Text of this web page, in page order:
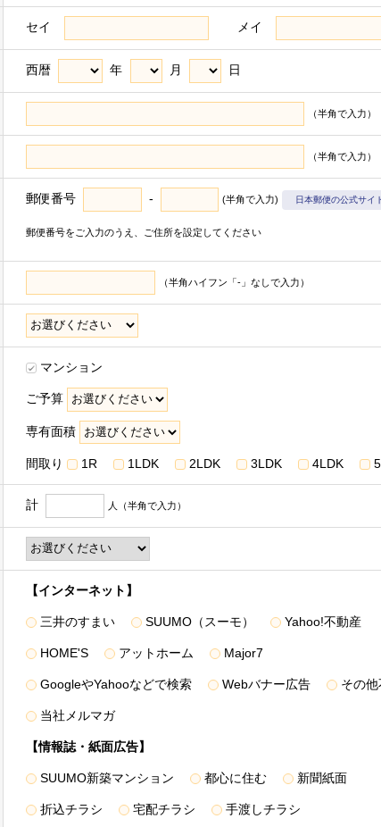
た場合、下記「個人情報に関するお問い合わせ窓口」に記載の各
場合、お客様はサービスの提供を受けられないなどの不利益を被
産株式会社および三井不動産株式会社の有価証券報告書等に記
目的の達成に必要な範囲で利用いたします。
提供のため
す＞
の履行
タマーサービスの提供
うお客様の衣･食･住･遊･働に関わる商品・サービスの紹介
※2
ィング広告（取得した閲覧履歴やサービス利用履歴等の情報を
典の提供
が取得した取引履歴等の情報を分析し、お客様の属性・興味
書葉書等、メールマガジン、またはダイレクトメール等により行
うお客様の衣･食･住･遊･働に関わる、商品・サービスの開発・
す＞
品・サービスの改善
の策定
三者に提供するため
事業者からCookieや広告ID（スマートフォン端末の識別子）等
セイ メイ
西暦 年 月 日
（半角で入力）
（半角で入力）
郵便番号 - (半角で入力) 日本郵便の公式サイ
郵便番号をご入力のうえ、ご住所を設定してください
（半角ハイフン「-」なしで入力）
マンション
ご予算
専有面積
間取り 1R 1LDK 2LDK 3LDK 4LDK
計 人（半角で入力）
【インターネット】
三井のすまい SUUMO（スーモ） Yahoo!不動産
HOME'S アットホーム Major7
GoogleやYahooなどで検索 Webバナー広告 その
当社メルマガ
【情報誌・紙面広告】
SUUMO新築マンション 都心に住む 新聞紙面
折込チラシ 宅配チラシ 手渡しチラシ